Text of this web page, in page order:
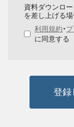
資料ダウンロ
を差し上げる場
利用規約・
に同意する
登録